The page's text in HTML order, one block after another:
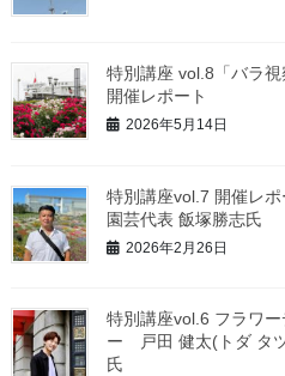
特別講座 vol.8「バラ視
開催レポート
2026年5月14日
特別講座vol.7 開催レ
園芸代表 飯塚勝志氏
2026年2月26日
特別講座vol.6 フラワー
ー 戸田 健太(トダ タツ
氏